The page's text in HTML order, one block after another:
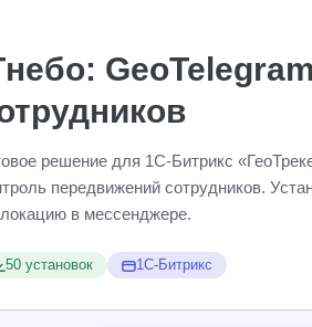
решение для 1С-Битрикс
передвижений сотрудников.
в мессенджере.
50 установок 1С-Битрикс